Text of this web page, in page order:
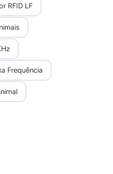
integrados,
decodificação rigorosos
dados de microchips
85. Possui alta
consumo de energia, é
benefício. Os dados
tela LCD. Este leitor de
125 kHz) possui display
estável, seguro e
RFID LF
Frequência